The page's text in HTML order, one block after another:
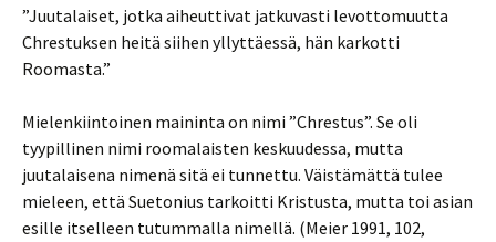
”Juutalaiset, jotka aiheuttivat jatkuvasti levottomuutta
Chrestuksen heitä siihen yllyttäessä, hän karkotti
Roomasta.”
Mielenkiintoinen maininta on nimi ”Chrestus”. Se oli
tyypillinen nimi roomalaisten keskuudessa, mutta
juutalaisena nimenä sitä ei tunnettu. Väistämättä tulee
mieleen, että Suetonius tarkoitti Kristusta, mutta toi asian
esille itselleen tutummalla nimellä. (Meier 1991, 102,